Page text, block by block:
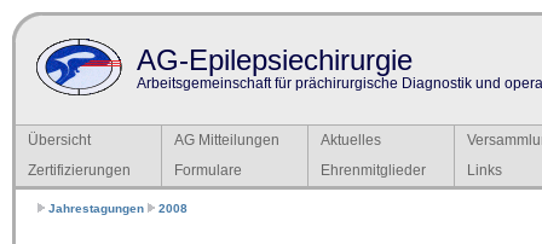
AG-Epilepsiechirurgie
Arbeitsgemeinschaft für prächirurgische Diagnostik und
Übersicht AG Mitteilungen Aktuelles
Zertifizierungen
Formulare Ehrenmitglieder Links
Jahrestagungen 2008